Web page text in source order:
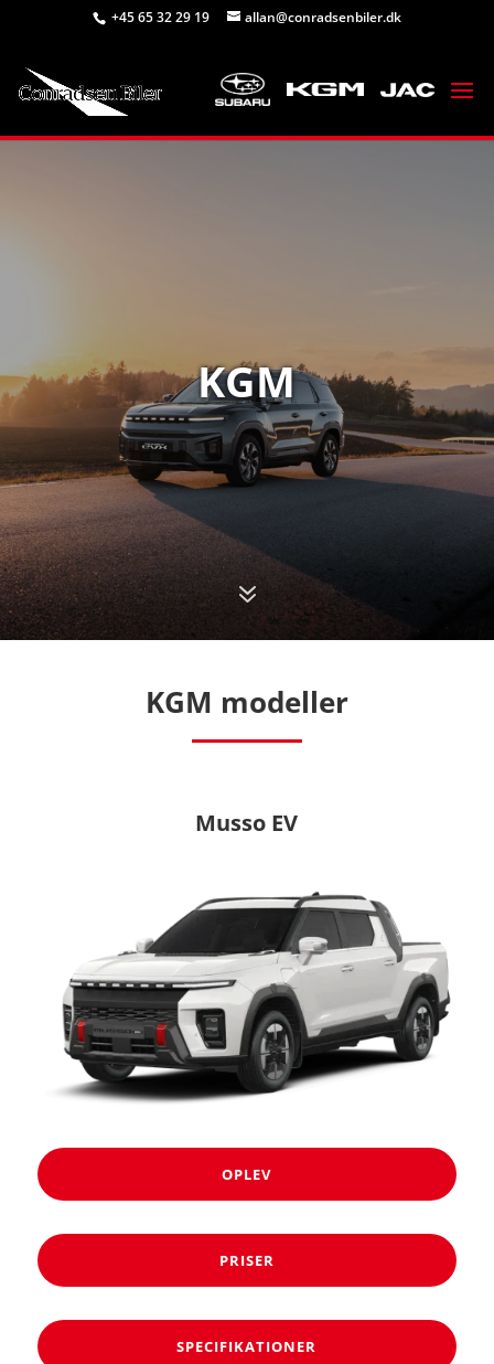
+45 65 32 29 19 allan@conradsenbiler.dk
KGM
7
KGM modeller
Musso EV
OPLEV
PRISER
SPECIFIKATIONER